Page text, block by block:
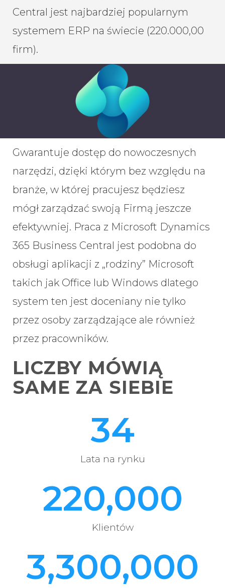
Central jest najbardziej popularnym
systemem ERP na świecie (220.000,00
firm).
Gwarantuje dostęp do nowoczesnych
narzędzi, dzięki którym bez względu na
branże, w której pracujesz będziesz
mógł zarządzać swoją Firmą jeszcze
efektywniej. Praca z Microsoft Dynamics
365 Business Central jest podobna do
obsługi aplikacji z „rodziny” Microsoft
takich jak Office lub Windows dlatego
system ten jest doceniany nie tylko
przez osoby zarządzające ale również
przez pracowników.
LICZBY MÓWIĄ
SAME ZA SIEBIE
Lata na rynku
34
Klientów
220,000
3,300,000